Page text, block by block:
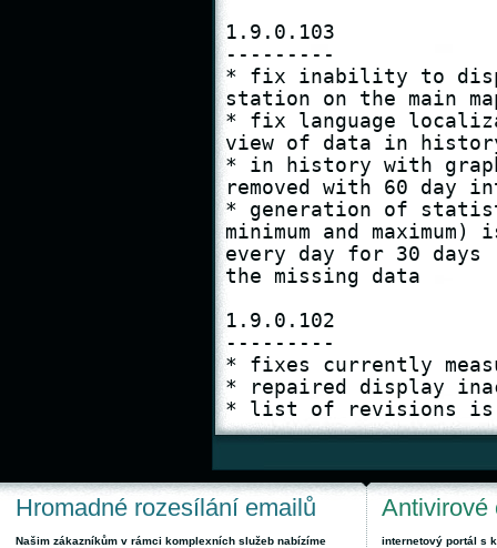
1.9.0.103
---------
* fix inability to
station on the main
* fix language
view of data in
* in history with
removed with 60 day
* generation of
minimum and
every day for 30
the missing data
1.9.0.102
---------
* fixes currently
* repaired display
Hromadné rozesílání emailů
Našim zákazníkům v rámci komplexních služeb nabízíme
Antivirové
internetový portál s